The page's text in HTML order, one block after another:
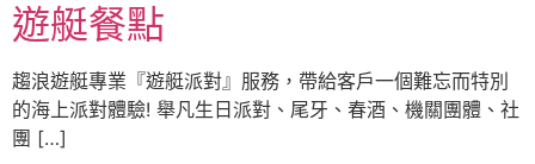
遊艇餐點
趨浪遊艇專業『遊艇派對』服務，帶給客戶一個難忘而特別
的海上派對體驗! 舉凡生日派對、尾牙、春酒、機關團體、社
團 […]